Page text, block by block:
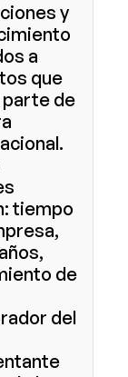
y
a
que
de
tiempo
de
del